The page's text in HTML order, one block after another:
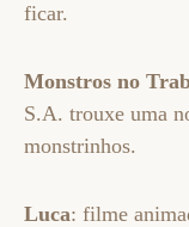
ficar.
Monstros no
S.A. trouxe uma
monstrinhos.
Luca: filme